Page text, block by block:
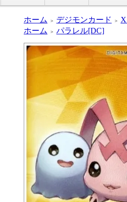
ホーム ＞ デジモンカード ＞
ホーム
＞ パラレル[DC]